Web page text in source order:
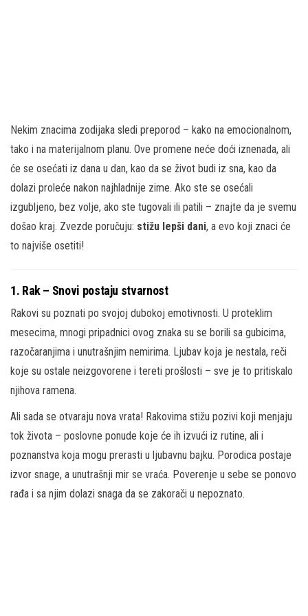
Nekim znacima zodijaka sledi preporod – kako na emocionalnom,
tako i na materijalnom planu. Ove promene neće doći iznenada, ali
će se osećati iz dana u dan, kao da se život budi iz sna, kao da
dolazi proleće nakon najhladnije zime. Ako ste se osećali
izgubljeno, bez volje, ako ste tugovali ili patili – znajte da je svemu
došao kraj. Zvezde poručuju: stižu lepši dani, a evo koji znaci će
to najviše osetiti!
1. Rak – Snovi postaju stvarnost
Rakovi su poznati po svojoj dubokoj emotivnosti. U proteklim
mesecima, mnogi pripadnici ovog znaka su se borili sa gubicima,
razočaranjima i unutrašnjim nemirima. Ljubav koja je nestala, reči
koje su ostale neizgovorene i tereti prošlosti – sve je to pritiskalo
njihova ramena.
Ali sada se otvaraju nova vrata! Rakovima stižu pozivi koji menjaju
tok života – poslovne ponude koje će ih izvući iz rutine, ali i
poznanstva koja mogu prerasti u ljubavnu bajku. Porodica postaje
izvor snage, a unutrašnji mir se vraća. Poverenje u sebe se ponovo
rađa i sa njim dolazi snaga da se zakorači u nepoznato.